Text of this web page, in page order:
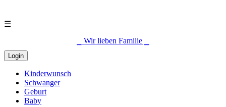
☰
⎯ Wir lieben Familie ⎯
Login
Kinderwunsch
Schwanger
Geburt
Baby